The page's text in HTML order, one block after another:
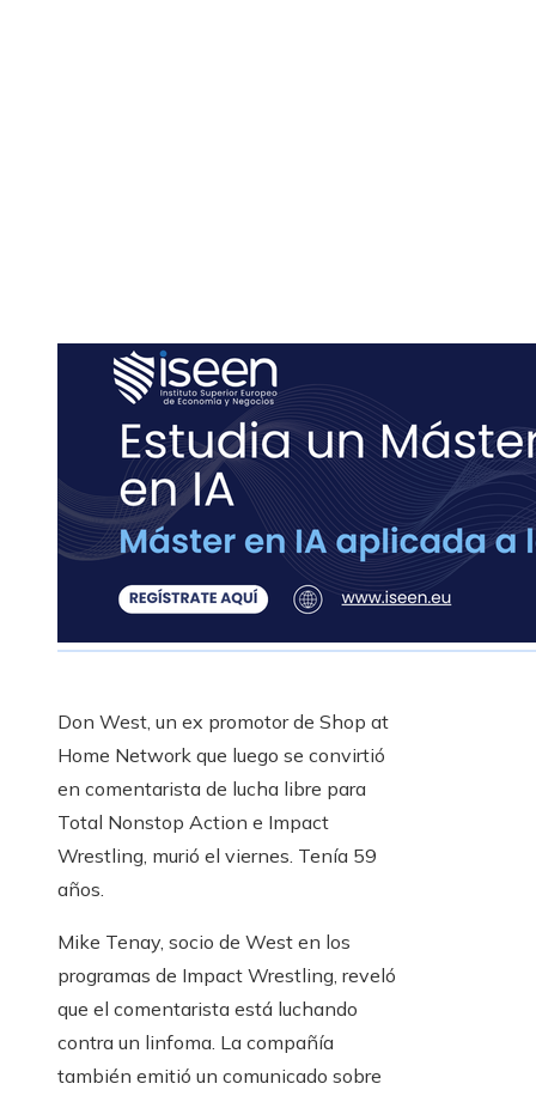
Don West, un ex promotor de Shop at
Home Network que luego se convirtió
en comentarista de lucha libre para
Total Nonstop Action e Impact
Wrestling, murió el viernes. Tenía 59
años.
Mike Tenay, socio de West en los
programas de Impact Wrestling, reveló
que el comentarista está luchando
contra un linfoma. La compañía
también emitió un comunicado sobre